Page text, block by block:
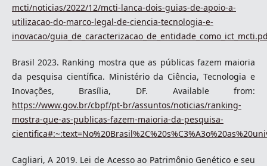
mcti/noticias/2022/12/mcti-lanca-dois-guias-de-apoio-a-
utilizacao-do-marco-legal-de-ciencia-tecnologia-e-
inovacao/
Brasil 2023. Ranking mostra que as públicas fazem maioria
da pesquisa científica. Ministério da Ciência, Tecnologia e
Inovações, Brasília, DF. Available from:
https://www.gov.br/cbpf/pt-br/assuntos/noticias/ranking-
mostra-que-as-publicas-fazem-maioria-da-pesquisa-
Cagliari, A 2019. Lei de Acesso ao Patrimônio Genético e seu